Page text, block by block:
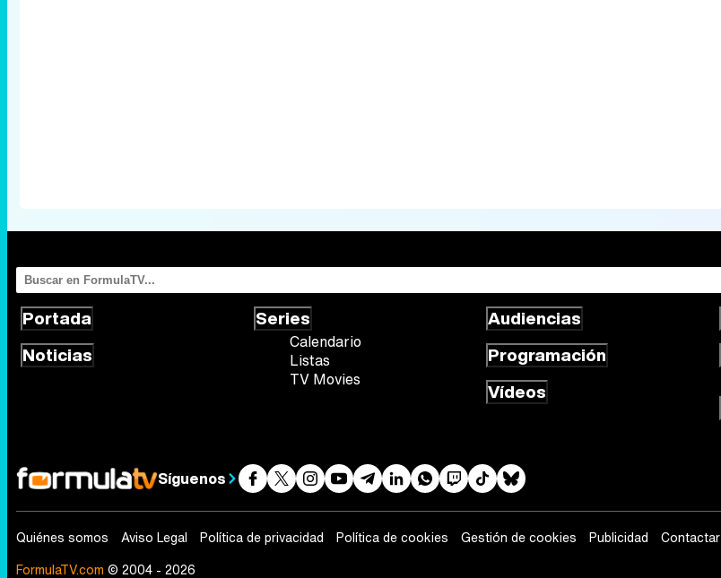
Portada
Noticias
Series
Calendario
Listas
TV Movies
Audiencias
Programación
Vídeos
Síguenos
Quiénes somos Aviso Legal Política de privacidad Política de cookies Gestión de cookies Publicidad Contactar
FormulaTV.com © 2004 - 2026